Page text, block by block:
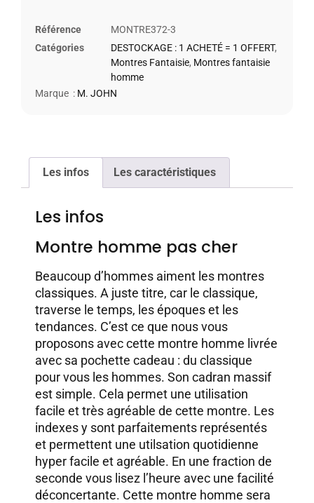
Référence
MONTRE372-3
Catégories
DESTOCKAGE : 1 ACHETÉ = 1 OFFERT,
Montres Fantaisie, Montres fantaisie
homme
Marque : M. JOHN
Les infos Les caractéristiques
Les infos
Montre homme pas cher
Beaucoup d’hommes aiment les montres
classiques. A juste titre, car le classique,
traverse le temps, les époques et les
tendances. C’est ce que nous vous
proposons avec cette montre homme livrée
avec sa pochette cadeau : du classique
pour vous les hommes. Son cadran massif
est simple. Cela permet une utilisation
facile et très agréable de cette montre. Les
indexes y sont parfaitements représentés
et permettent une utilsation quotidienne
hyper facile et agréable. En une fraction de
seconde vous lisez l’heure avec une facilité
déconcertante. Cette montre homme sera